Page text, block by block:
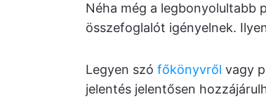
Néha még a legbonyolultabb
összefoglalót igényelnek.
Legyen szó főkönyvről vagy
jelentés jelentősen